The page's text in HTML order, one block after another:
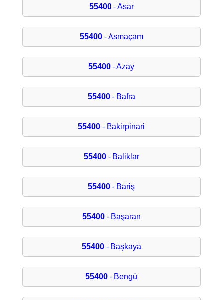
55400- Asar
55400- Asmaçam
55400 - Azay
55400- Bafra
55400 - Bakirpinari
55400- Baliklar
55400 - Bariş
55400- Başaran
55400- Başkaya
55400 - Bengü